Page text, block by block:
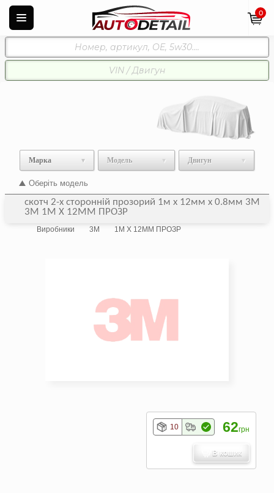
0
Марка Модель Двигун
Оберіть модель
скотч 2-х сторонній прозорий 1м х 12мм х 0.8мм 3М
3M 1М Х 12ММ ПРОЗР
Виробники 3M 1М Х 12ММ ПРОЗР
10 62грн
В кошик